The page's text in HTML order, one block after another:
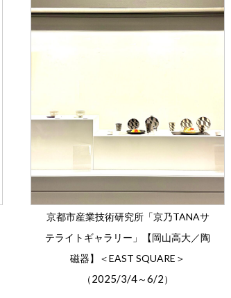
京都市産業技術研究所「京乃TANAサ
テライトギャラリー」【岡山高大／陶
磁器】＜EAST SQUARE＞
（2025/3/4～6/2）